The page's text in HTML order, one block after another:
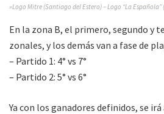
»Logo Mitre (Santiago del Estero) – Logo “La
En la zona B, el primero, segundo y
zonales, y los demás van a fase de
– Partido 1: 4° vs 7°
– Partido 2: 5° vs 6°
Ya con los ganadores definidos, se